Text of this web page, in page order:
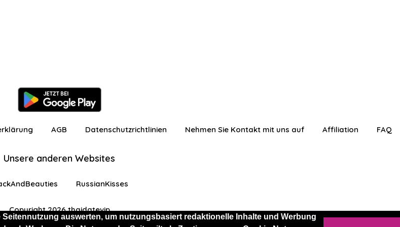
auswerten, um nutzungsbasiert redaktionelle Inhalte und Werbung
AGB Datenschutzrichtlinien Nehmen Sie Kontakt mit uns auf Affiliation FAQ
Unsere anderen Websites
RussianKisses
Copyright 2026 thaidatevip